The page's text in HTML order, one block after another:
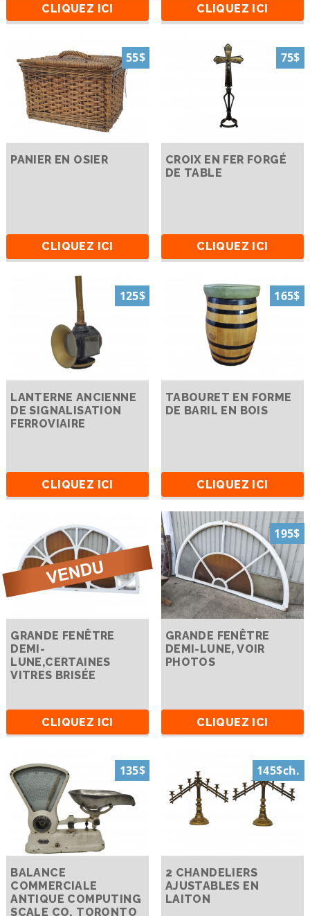
CLIQUEZ ICI CLIQUEZ ICI
55$
PANIER EN OSIER
CLIQUEZ ICI
75$
CROIX EN FER FORGÉ
DE TABLE
CLIQUEZ ICI
125$
LANTERNE ANCIENNE
DE SIGNALISATION
FERROVIAIRE
CLIQUEZ ICI
165$
TABOURET EN FORME
DE BARIL EN BOIS
CLIQUEZ ICI
GRANDE FENÊTRE
DEMI-
LUNE,CERTAINES
VITRES BRISÉE
CLIQUEZ ICI
195$
GRANDE FENÊTRE
DEMI-LUNE, VOIR
PHOTOS
CLIQUEZ ICI
135$
BALANCE
COMMERCIALE
ANTIQUE COMPUTING
SCALE CO. TORONTO
145$ch.
2 CHANDELIERS
AJUSTABLES EN
LAITON